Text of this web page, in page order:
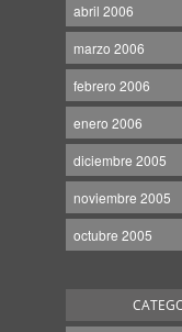
abril 2006
marzo 2006
febrero 2006
enero 2006
diciembre 2005
noviembre 2005
octubre 2005